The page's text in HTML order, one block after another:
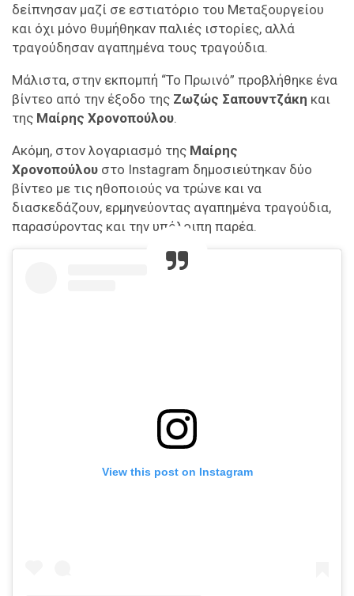
δείπνησαν μαζί σε εστιατόριο του Μεταξουργείου
και όχι μόνο θυμήθηκαν παλιές ιστορίες, αλλά
τραγούδησαν αγαπημένα τους τραγούδια.
Μάλιστα, στην εκπομπή “Το Πρωινό” προβλήθηκε ένα
βίντεο από την έξοδο της Ζωζώς Σαπουντζάκη και
της Μαίρης Χρονοπούλου.
Ακόμη, στον λογαριασμό της Μαίρης
Χρονοπούλου στο Instagram δημοσιεύτηκαν δύο
βίντεο με τις ηθοποιούς να τρώνε και να
διασκεδάζουν, ερμηνεύοντας αγαπημένα τραγούδια,
παρασύροντας και την υπόλοιπη παρέα.
View this post on Instagram